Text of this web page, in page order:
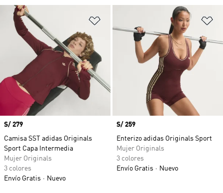
Añadir a la lista de deseos
Precio
S/ 279
Camisa SST adidas Originals
Sport Capa Intermedia
Mujer Originals
3 colores
Envío Gratis
Nuevo
Precio
S/ 259
Enterizo adidas Originals Sport
Mujer Originals
3 colores
Envío Gratis
Nuevo